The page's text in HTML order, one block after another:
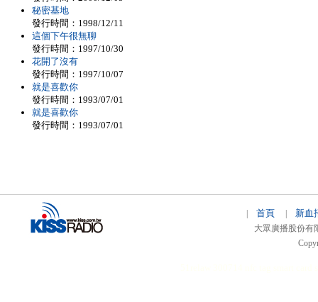
秘密基地
發行時間：1998/12/11
這個下午很無聊
發行時間：1997/10/30
花開了沒有
發行時間：1997/10/07
就是喜歡你
發行時間：1993/07/01
就是喜歡你
發行時間：1993/07/01
首頁 新血
大眾廣播股份有